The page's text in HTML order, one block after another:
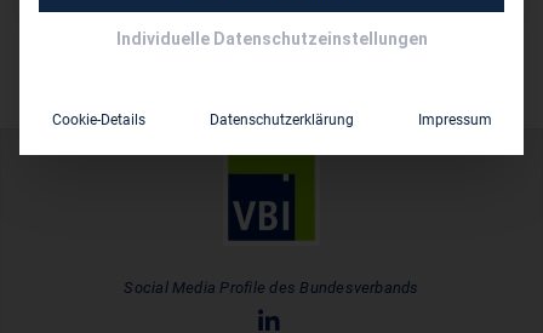
Social Media Profile des Bundesverbands
Individuelle Datenschutzeinstellungen
Cookie-Details Datenschutzerklärung Impressum